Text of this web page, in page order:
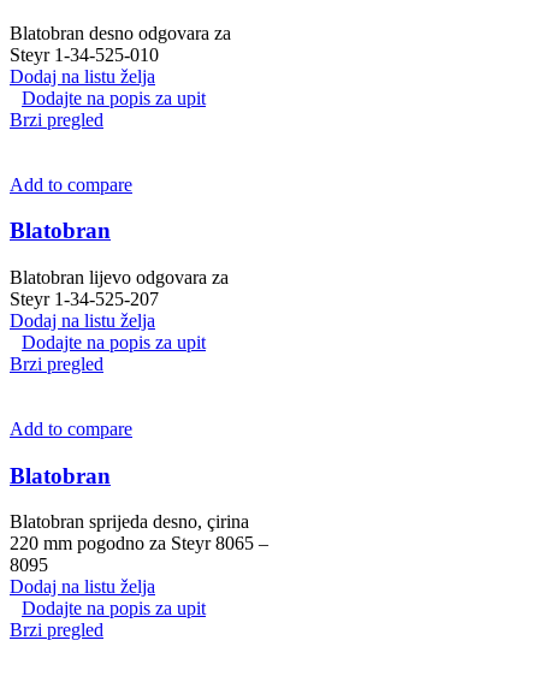
Blatobran desno odgovara za
Steyr 1-34-525-010
Dodaj na listu želja
Dodajte na popis za upit
Brzi pregled
Add to compare
Blatobran
Blatobran lijevo odgovara za
Steyr 1-34-525-207
Dodaj na listu želja
Dodajte na popis za upit
Brzi pregled
Add to compare
Blatobran
Blatobran sprijeda desno, çirina
220 mm pogodno za Steyr 8065 –
8095
Dodaj na listu želja
Dodajte na popis za upit
Brzi pregled